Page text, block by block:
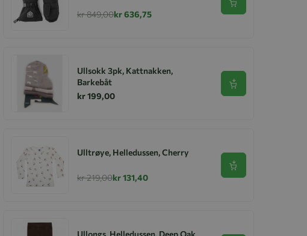
kr 849,00kr 636,75
Se produkt
Ullsokk 3pk, Kattnakken,
Barkebåt
kr 199,00
Se produkt
Ulltrøye, Helledussen, Cherry
kr 219,00kr 131,40
Se produkt